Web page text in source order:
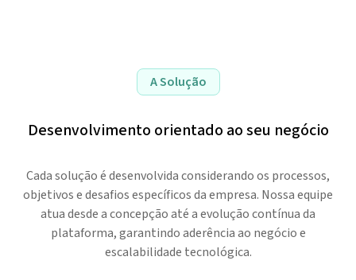
A Solução
Desenvolvimento orientado ao seu negócio
Cada solução é desenvolvida considerando os processos,
objetivos e desafios específicos da empresa. Nossa equipe
atua desde a concepção até a evolução contínua da
plataforma, garantindo aderência ao negócio e
escalabilidade tecnológica.